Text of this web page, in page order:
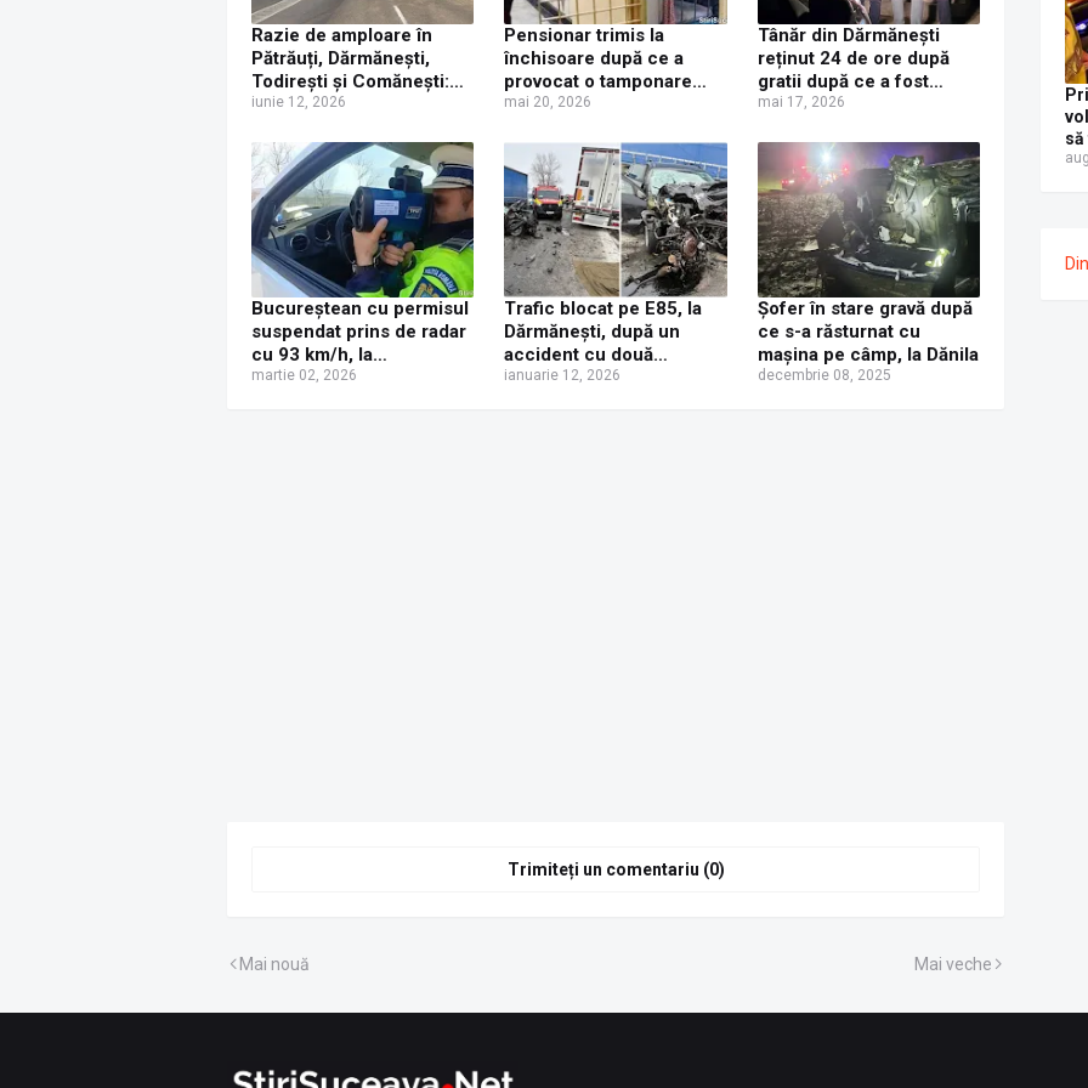
Razie de amploare în
Pătrăuți, Dărmănești,
Todirești și Comănești:
Amenzi de aproape
recidivist reținut
iunie 12, 2026
Pensionar trimis la
închisoare după ce a
provocat o tamponare
beat și cu permisul
mai 20, 2026
Tânăr din Dărmănești
reținut 24 de ore după
gratii după ce a fost
depistat băut și cu
volanul unui autoturism
mai 17, 2026
Bucureștean cu permisul
suspendat prins de radar
cu 93 km/h, la
Dărmănești. Dosar penal
martie 02, 2026
Trafic blocat pe E85, la
Dărmănești, după un
accident cu două
camioane, un microbuz și
ianuarie 12, 2026
Șofer în stare gravă după
ce s-a răsturnat cu
mașina pe câmp, la Dănila
decembrie 08, 2025
Trimiteți un comentariu (0)
Mai nouă Mai veche
să